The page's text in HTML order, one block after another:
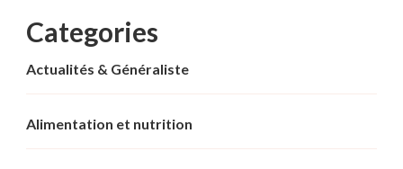
Categories
Actualités & Généraliste
Alimentation et nutrition